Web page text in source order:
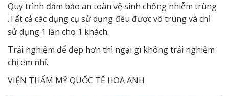
Quy trình đảm bảo an toàn vệ sinh chống nhiễm trùng
.Tất cả các dụng cụ sử dụng đều được vô trùng và chỉ
sử dụng 1 lần cho 1 khách.
Trải nghiệm để đẹp hơn thì ngại gì không trải nghiệm
chị em nhỉ.
VIỆN THẨM MỸ QUỐC TẾ HOA ANH